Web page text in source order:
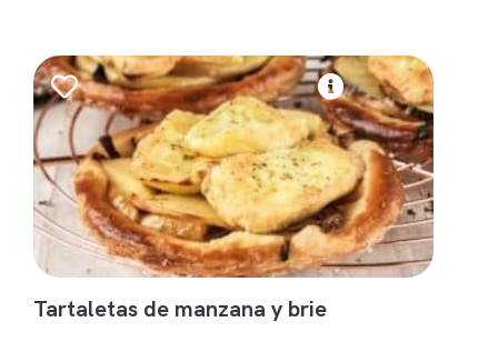
Tartaletas de manzana y brie